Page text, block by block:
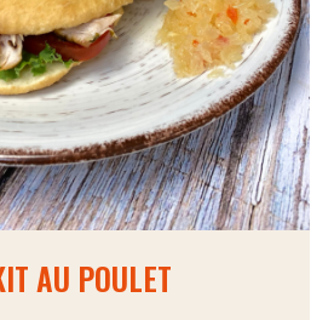
AU POULET